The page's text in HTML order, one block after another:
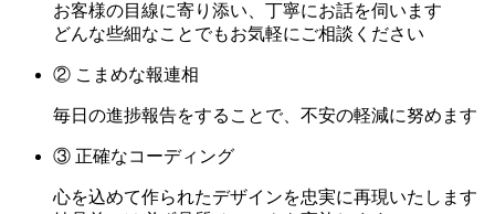
お客様の目線に寄り添い、丁寧にお話を伺います
どんな些細なことでもお気軽にご相談ください
② こまめな報連相
毎日の進捗報告をすることで、不安の軽減に努めます
③ 正確なコーディング
心を込めて作られたデザインを忠実に再現いたします